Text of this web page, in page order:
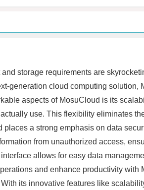
storage requirements are
generation cloud computing
aspects of MosuCloud is its
use. This flexibility eliminates
a strong emphasis on data
from unauthorized access,
allows for easy data
and enhance productivity
its innovative features like